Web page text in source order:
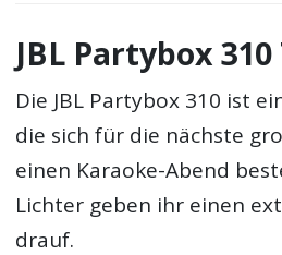
JBL Partybox
Die JBL Partybox 310 ist
die sich für die nächste
einen Karaoke-Abend
Lichter geben ihr einen
drauf.